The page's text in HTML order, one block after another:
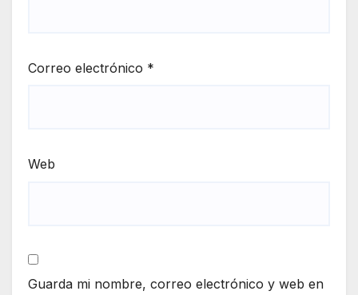
Correo electrónico *
Web
Guarda mi nombre, correo electrónico y web en